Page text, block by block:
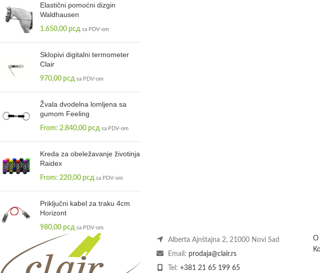
Elastični pomoćni dizgin
Waldhausen
1.650,00 рсд sa PDV-om
Sklopivi digitalni termometer
Clair
970,00 рсд sa PDV-om
Žvala dvodelna lomljena sa
gumom Feeling
From: 2.840,00 рсд sa PDV-om
Kreda za obeležavanje životinja
Raidex
From: 220,00 рсд sa PDV-om
Priključni kabel za traku 4cm
Horizont
980,00 рсд sa PDV-om
Alberta Ajnštajna 2, 21000 Novi Sad
Email: prodaja@clair.rs
Tel: +381 21 65 199 65
O